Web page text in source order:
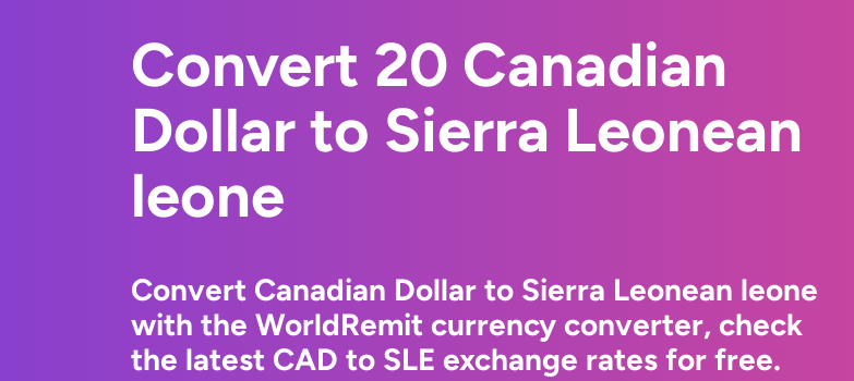
Convert 20 Canadian
Dollar to Sierra Leonean
leone
Convert Canadian Dollar to Sierra Leonean leone
with the WorldRemit currency converter, check
the latest CAD to SLE exchange rates for free.